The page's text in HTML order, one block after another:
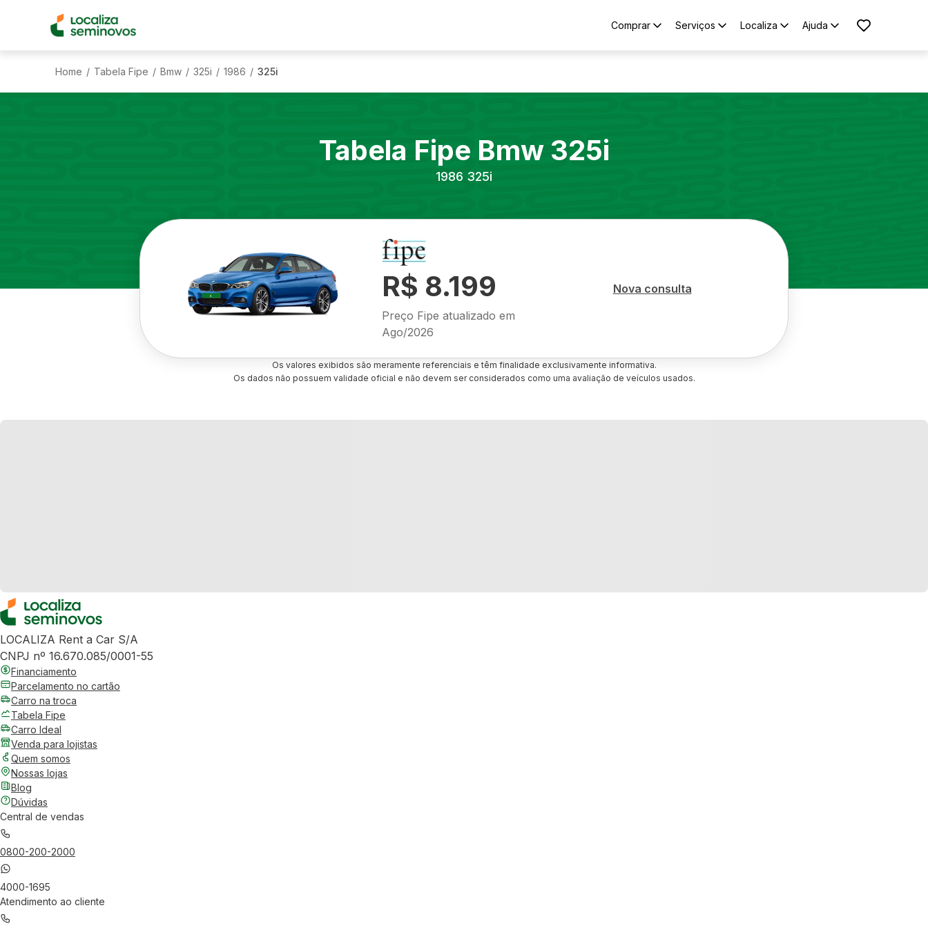
Comprar Serviços Localiza Ajuda
Home / Tabela Fipe / Bmw / 325i / 1986 / 325i
Tabela Fipe Bmw 325i
1986 325i
R$ 8.199
Preço Fipe atualizado em
Ago/2026
Nova consulta
Os valores exibidos são meramente referenciais e têm finalidade exclusivamente informativa.
Os dados não possuem validade oficial e não devem ser considerados como uma avaliação de veículos usados.
LOCALIZA Rent a Car S/A
CNPJ nº 16.670.085/0001-55
Financiamento
Parcelamento no cartão
Carro na troca
Tabela Fipe
Carro Ideal
Venda para lojistas
Quem somos
Nossas lojas
Blog
Dúvidas
Central de vendas
0800-200-2000
4000-1695
Atendimento ao cliente